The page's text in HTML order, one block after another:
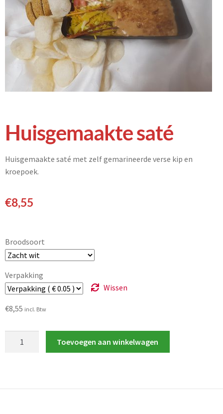
Huisgemaakte saté
Huisgemaakte saté met zelf gemarineerde verse kip en
kroepoek.
€8,55
Broodsoort
Verpakking
Wissen
€8,55 incl. Btw
Toevoegen aan winkelwagen